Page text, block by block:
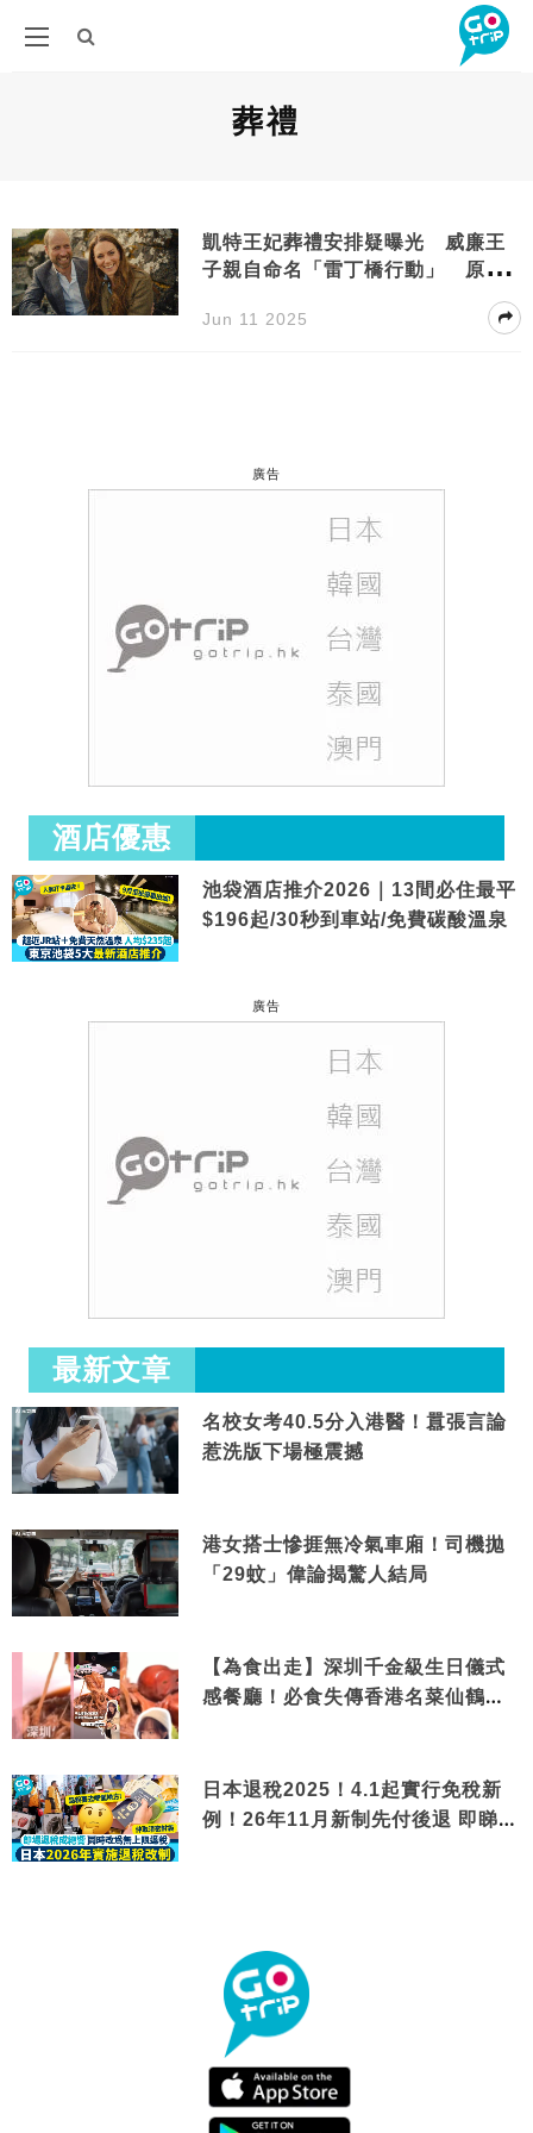
葬禮
凱特王妃葬禮安排疑曝光 威廉王
子親自命名「雷丁橋行動」 原來
Jun 11 2025
廣告
酒店優惠
池袋酒店推介2026｜13間必住最平
$196起/30秒到車站/免費碳酸溫泉
廣告
最新文章
名校女考40.5分入港醫！囂張言論
惹洗版下場極震撼
港女搭士慘捱無冷氣車廂！司機拋
「29蚊」偉論揭驚人結局
【為食出走】深圳千金級生日儀式
感餐廳！必食失傳香港名菜仙鶴神
日本退稅2025！4.1起實行免稅新
例！26年11月新制先付後退 即睇步